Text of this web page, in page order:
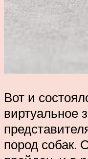
Вот и
виртуальное
пород собак.